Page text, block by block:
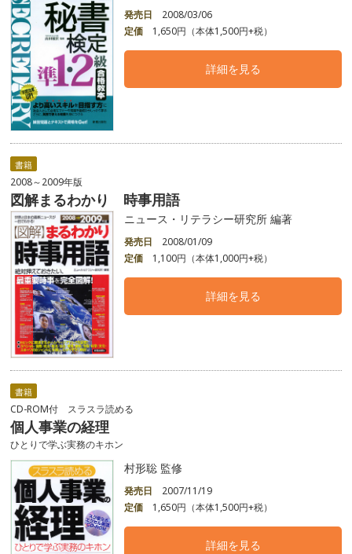
発売日
2008/03/06
定価
1,650円（本体1,500円+税）
詳細を見る
書籍
2008～2009年版
図解まるわかり 時事用語
ニュース・リテラシー研究所 編著
発売日
2008/01/09
定価
1,100円（本体1,000円+税）
詳細を見る
書籍
CD-ROM付 スラスラ読める
個人事業の経理
ひとりで学ぶ実務のキホン
村形聡 監修
発売日
2007/11/19
定価
1,650円（本体1,500円+税）
詳細を見る